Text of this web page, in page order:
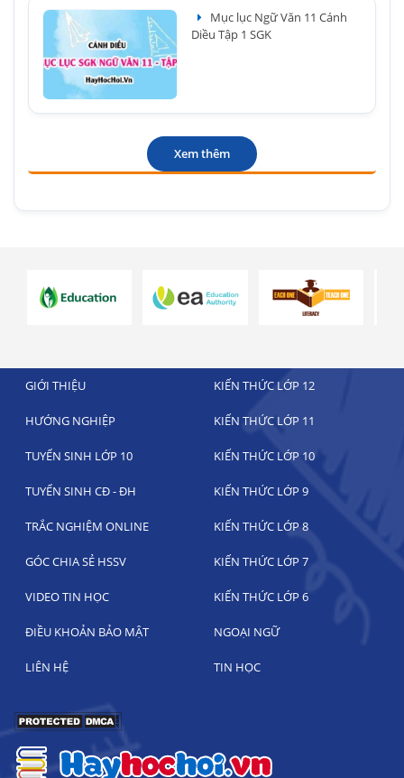
Mục lục Ngữ Văn 11 Cánh
Diều Tập 1 SGK
Xem thêm
GIỚI THIỆU KIẾN THỨC LỚP 12
HƯỚNG NGHIỆP KIẾN THỨC LỚP 11
TUYỂN SINH LỚP 10 KIẾN THỨC LỚP 10
TUYỂN SINH CĐ - ĐH KIẾN THỨC LỚP 9
TRẮC NGHIỆM ONLINE KIẾN THỨC LỚP 8
GÓC CHIA SẺ HSSV KIẾN THỨC LỚP 7
VIDEO TIN HỌC KIẾN THỨC LỚP 6
ĐIỀU KHOẢN BẢO MẬT NGOẠI NGỮ
LIÊN HỆ TIN HỌC